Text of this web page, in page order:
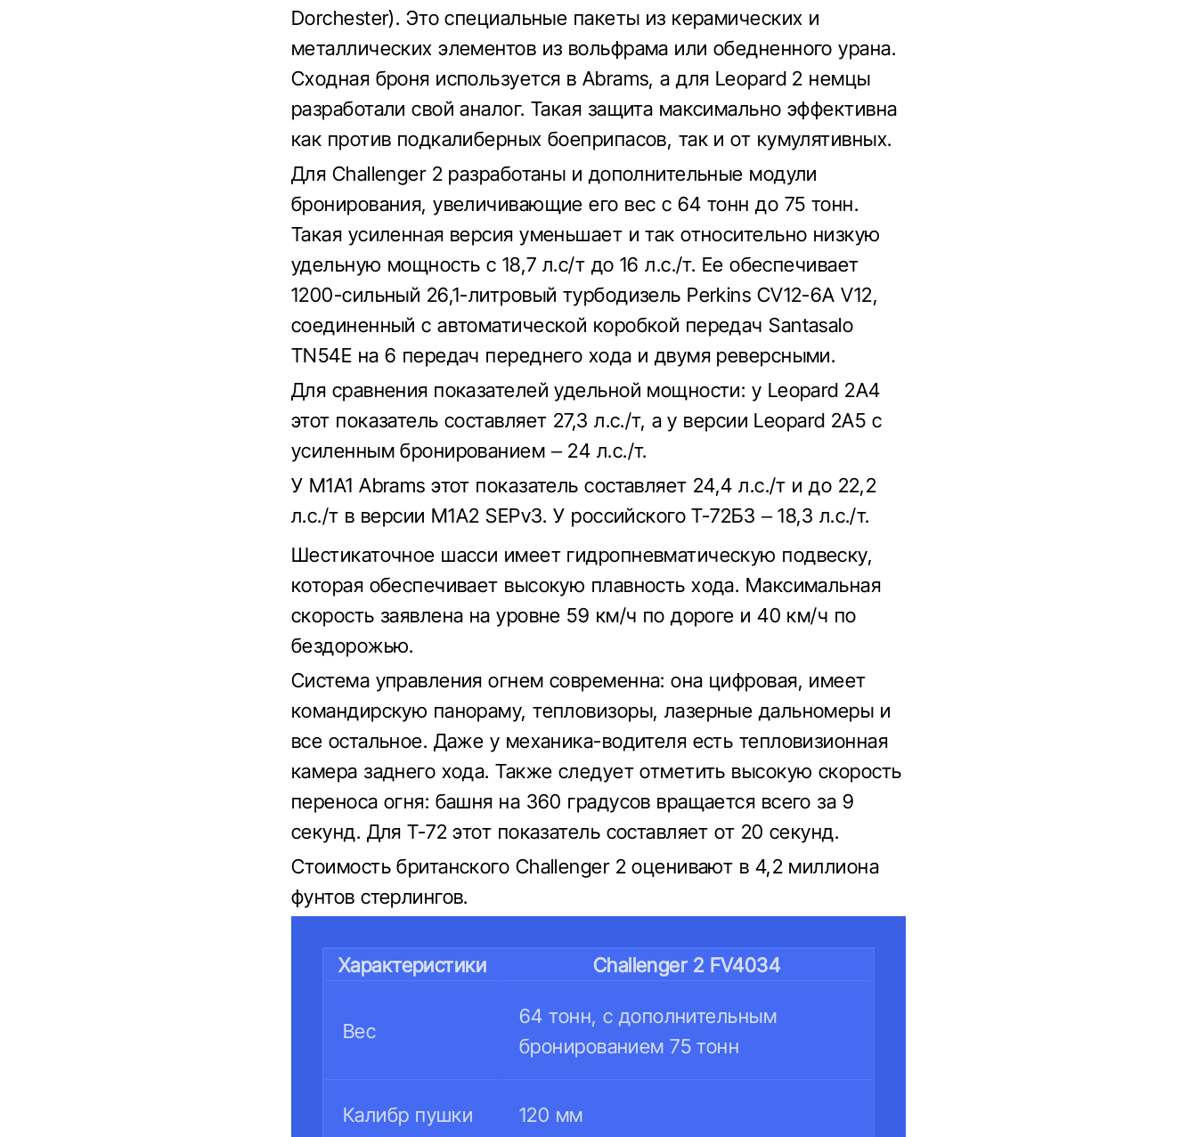
Dorchester). Это специальные пакеты из керамических и
металлических элементов из вольфрама или обедненного урана.
Сходная броня используется в Abrams, а для Leopard 2 немцы
разработали свой аналог. Такая защита максимально эффективна
как против подкалиберных боеприпасов, так и от кумулятивных.
Для Challenger 2 разработаны и дополнительные модули
бронирования, увеличивающие его вес с 64 тонн до 75 тонн.
Такая усиленная версия уменьшает и так относительно низкую
удельную мощность с 18,7 л.с/т до 16 л.с./т. Ее обеспечивает
1200-сильный 26,1-литровый турбодизель Perkins CV12-6A V12,
соединенный с автоматической коробкой передач Santasalo
TN54E на 6 передач переднего хода и двумя реверсными.
Для сравнения показателей удельной мощности: у Leopard 2A4
этот показатель составляет 27,3 л.с./т, а у версии Leopard 2A5 с
усиленным бронированием – 24 л.с./т.
У M1A1 Abrams этот показатель составляет 24,4 л.с./т и до 22,2
л.с./т в версии M1A2 SEPv3. У российского Т-72Б3 – 18,3 л.с./т.
Шестикаточное шасси имеет гидропневматическую подвеску,
которая обеспечивает высокую плавность хода. Максимальная
скорость заявлена на уровне 59 км/ч по дороге и 40 км/ч по
бездорожью.
Система управления огнем современна: она цифровая, имеет
командирскую панораму, тепловизоры, лазерные дальномеры и
все остальное. Даже у механика-водителя есть тепловизионная
камера заднего хода. Также следует отметить высокую скорость
переноса огня: башня на 360 градусов вращается всего за 9
секунд. Для Т-72 этот показатель составляет от 20 секунд.
Стоимость британского Challenger 2 оценивают в 4,2 миллиона
фунтов стерлингов.
Характеристики Challenger 2 FV4034
Вес
64 тонн, с дополнительным
бронированием 75 тонн
Калибр пушки 120 мм